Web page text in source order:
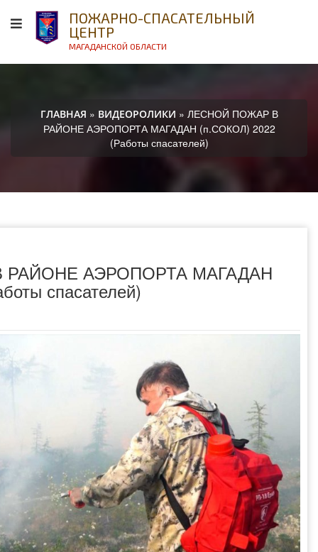
ПОЖАРНО-СПАСАТЕЛЬНЫЙ
ЦЕНТР
МАГАДАНСКОЙ ОБЛАСТИ
ГЛАВНАЯ » ВИДЕОРОЛИКИ » ЛЕСНОЙ ПОЖАР В
РАЙОНЕ АЭРОПОРТА МАГАДАН (п.СОКОЛ) 2022
(Работы спасателей)
АЭРОПОРТА МАГАДАН
спасателей)